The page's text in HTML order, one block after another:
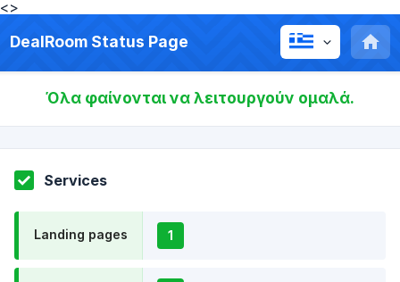
<>
DealRoom Status Page
Όλα φαίνονται να λειτουργούν ομαλά.
Services
Landing pages 1